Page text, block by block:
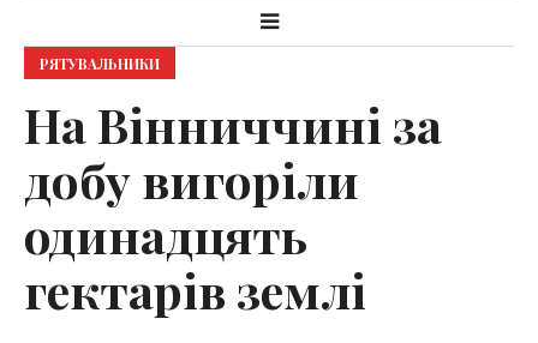
РЯТУВАЛЬНИКИ
На Вінниччині за
добу вигоріли
одинадцять
гектарів землі